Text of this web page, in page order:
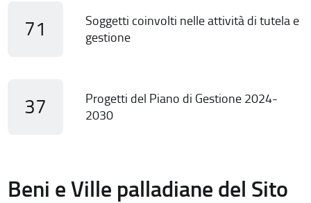
71
Soggetti coinvolti nelle attività di tutela e
gestione
37
Progetti del Piano di Gestione 2024-
2030
Beni e Ville palladiane del Sito